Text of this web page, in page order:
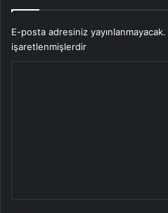
E-posta adresiniz yayınlanmayacak.
işaretlenmişlerdir